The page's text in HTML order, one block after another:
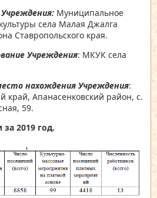
Муниципальное
села Малая Джалга
Ставропольского края.
Учреждения: МКУК села
нахождения Учреждения:
край, Апанасенковский район, с.
59.
2019 год.